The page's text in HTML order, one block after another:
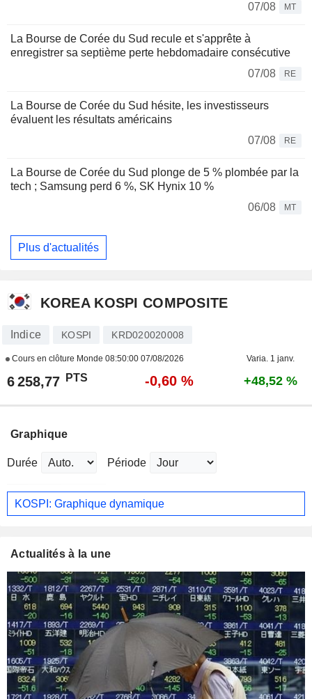
07/08
MT
La Bourse de Corée du Sud recule et s'apprête à
enregistrer sa septième perte hebdomadaire consécutive
07/08
RE
La Bourse de Corée du Sud hésite, les investisseurs
évaluent les résultats américains
07/08
RE
La Bourse de Corée du Sud plonge de 5 % plombée par la
tech ; Samsung perd 6 %, SK Hynix 10 %
06/08
MT
Plus d'actualités
KOREA KOSPI COMPOSITE
Indice KOSPI KRD020020008
Cours en clôture Monde 08:50:00 07/08/2026 Varia. 1 janv.
6 258,77 PTS -0,60 % +48,52 %
Graphique
Durée Période
KOSPI: Graphique dynamique
Actualités à la une